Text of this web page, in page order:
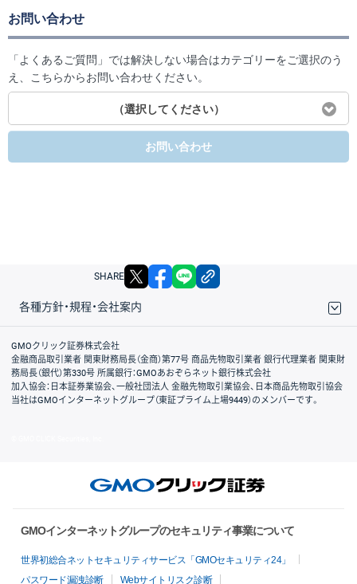
お問い合わせ
「よくあるご質問」では解決しない場合はカテゴリーをご選択のう
え、こちらからお問い合わせください。
（選択してください）
お問い合わせ
SHARE X facebook
各種方針・規程・会社案内
取引規程・約款
サイトマップ
その他のご案内
個人情報保護方針
最良執行方針
サイトのご利用について
ディスクレイマー
信託保全
リスク説明
会社案内
GMOクリック証券株式会社
金融商品取引業者 関東財務局長（金商）第77号 商品先物取引業者 銀行代理業者 関東財
務局長（銀代）第330号 所属銀行：GMOあおぞらネット銀行株式会社
加入協会：日本証券業協会、一般社団法人 金融先物取引業協会、日本商品先物取引協会
当社はGMOインターネットグループ（東証プライム上場9449）のメンバーです。
GMOインターネットグループのセキュリティ事業について
世界初総合ネットセキュリティサービス「GMOセキュリティ24」
パスワード漏洩診断
Webサイトリスク診断